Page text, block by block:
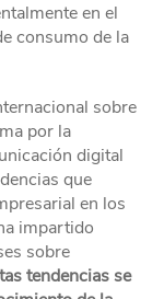
en el
consumo de la
sobre
por la
digital
que
en los
impartido
sobre
tendencias se